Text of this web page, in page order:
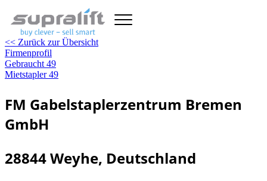
<< Zurück zur Übersicht
Firmenprofil
Gebraucht 49
Mietstapler49
FM Gabelstaplerzentrum Bremen
GmbH
28844 Weyhe, Deutschland